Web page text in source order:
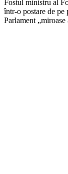
Fostul ministru al
într-o postare de pe
Parlament „miroase